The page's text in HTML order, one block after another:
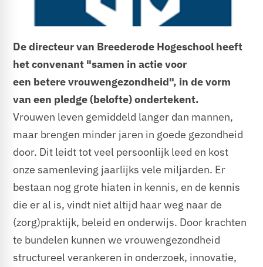
De directeur van Breederode Hogeschool heeft
het convenant "samen in actie voor
een betere vrouwengezondheid", in de vorm
van een pledge (belofte) ondertekent.
Vrouwen leven gemiddeld langer dan mannen,
maar brengen minder jaren in goede gezondheid
door. Dit leidt tot veel persoonlijk leed en kost
onze samenleving jaarlijks vele miljarden. Er
bestaan nog grote hiaten in kennis, en de kennis
die er al is, vindt niet altijd haar weg naar de
(zorg)praktijk, beleid en onderwijs. Door krachten
te bundelen kunnen we vrouwengezondheid
structureel verankeren in onderzoek, innovatie,